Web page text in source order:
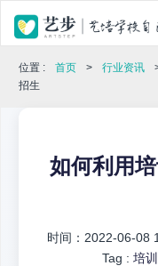
位置 : 首页 > 行业资讯
招生
如何利用
时间：2022-06-08
Tag : 培